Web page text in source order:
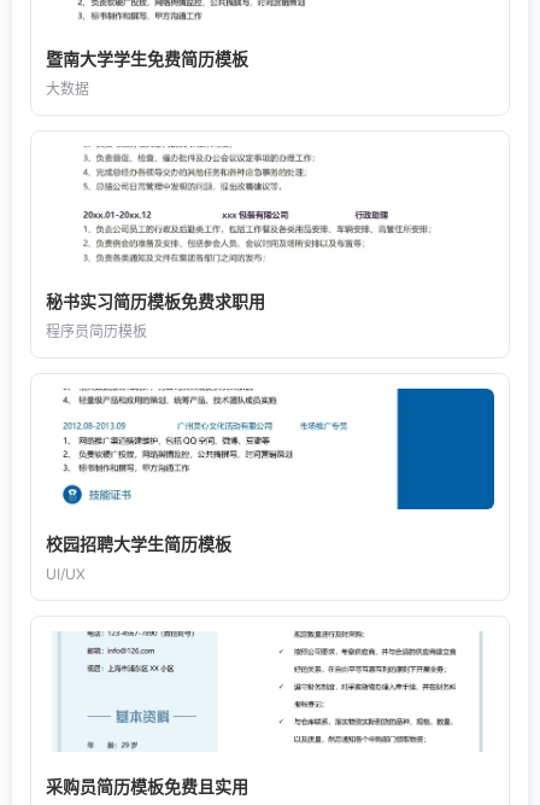
暨南大学学生免费简历模板
大数据
秘书实习简历模板免费求职用
程序员简历模板
校园招聘大学生简历模板
UI/UX
采购员简历模板免费且实用